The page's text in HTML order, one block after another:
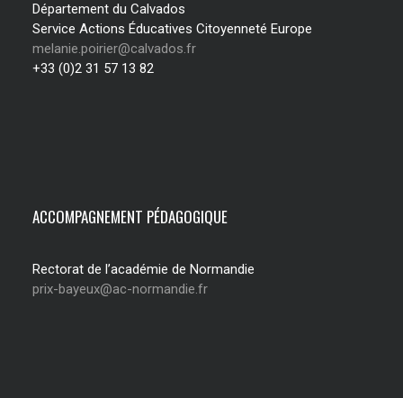
Département du Calvados
Service Actions Éducatives Citoyenneté Europe
melanie.poirier@calvados.fr
+33 (0)2 31 57 13 82
ACCOMPAGNEMENT PÉDAGOGIQUE
Rectorat de l’académie de Normandie
prix-bayeux@ac-normandie.fr